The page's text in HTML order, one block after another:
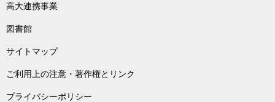
高大連携事業
図書館
サイトマップ
ご利用上の注意・著作権とリンク
プライバシーポリシー